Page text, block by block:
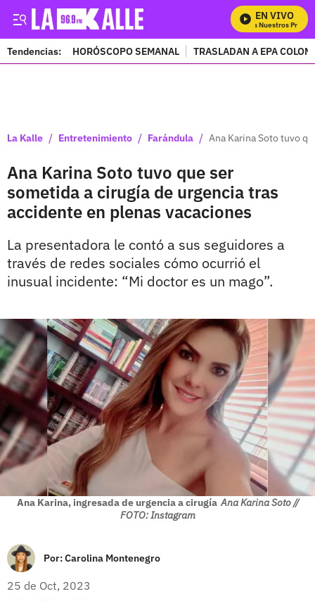
EN VIVO
Mira Todos Nuestros
Tendencias: HORÓSCOPO SEMANAL TRASLADAN A EPA
La Kalle / Entretenimiento / Farándula / Ana Karina Soto tuvo
Ana Karina Soto tuvo que ser
sometida a cirugía de urgencia tras
accidente en plenas vacaciones
La presentadora le contó a sus seguidores a
través de redes sociales cómo ocurrió el
inusual incidente: “Mi doctor es un mago”.
Ana Karina, ingresada de urgencia a cirugía Ana Karina Soto //
FOTO: Instagram
Por:Carolina Montenegro
25 de Oct, 2023